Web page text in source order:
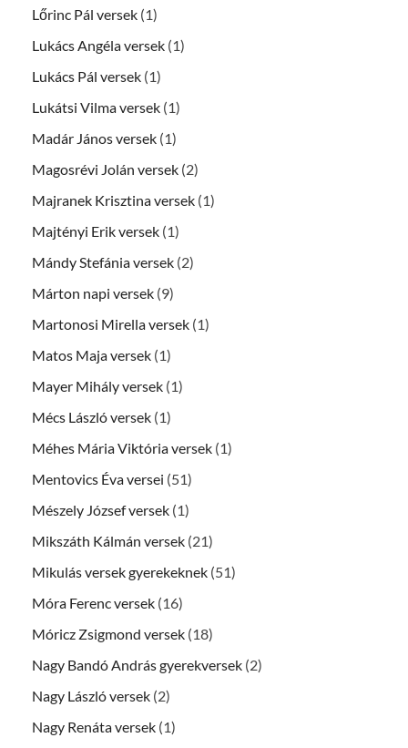
Lőrinc Pál versek (1)
Lukács Angéla versek (1)
Lukács Pál versek (1)
Lukátsi Vilma versek (1)
Madár János versek (1)
Magosrévi Jolán versek (2)
Majranek Krisztina versek (1)
Majtényi Erik versek (1)
Mándy Stefánia versek (2)
Márton napi versek (9)
Martonosi Mirella versek (1)
Matos Maja versek (1)
Mayer Mihály versek (1)
Mécs László versek (1)
Méhes Mária Viktória versek (1)
Mentovics Éva versei (51)
Mészely József versek (1)
Mikszáth Kálmán versek (21)
Mikulás versek gyerekeknek (51)
Móra Ferenc versek (16)
Móricz Zsigmond versek (18)
Nagy Bandó András gyerekversek (2)
Nagy László versek (2)
Nagy Renáta versek (1)